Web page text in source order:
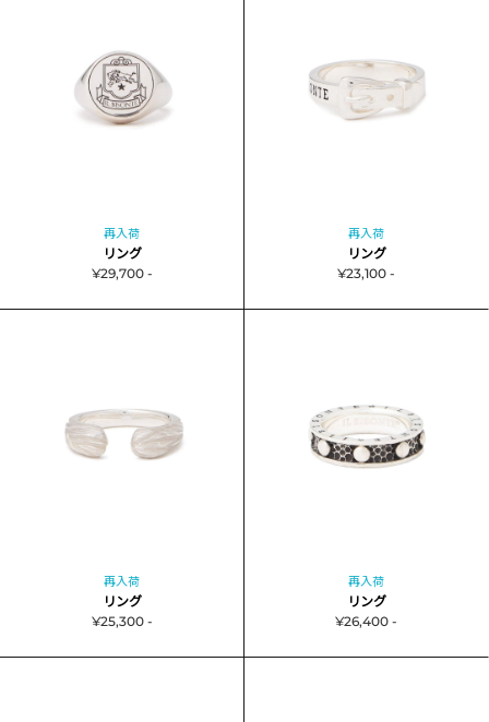
再入荷
リング
¥29,700 -
再入荷
リング
¥23,100 -
再入荷
リング
¥25,300 -
再入荷
リング
¥26,400 -